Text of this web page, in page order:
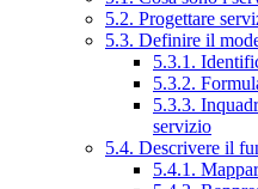
5.2. Progettare
5.3. Definire il
5.3.1.
5.3.2.
5.3.3.
servizio
5.4. Descrivere il
5.4.1.